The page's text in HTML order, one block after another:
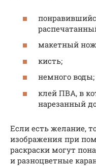
макетный
кисть;
немного воды;
клей ПВА, в
нарезанный
Если есть желание,
изображения при
раскраски могут
и разноцветные